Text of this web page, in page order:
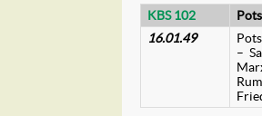
KBS 102
16.01.49
–